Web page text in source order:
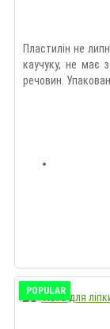
Пластилін не
каучуку, не має
речовин.
POPULAR